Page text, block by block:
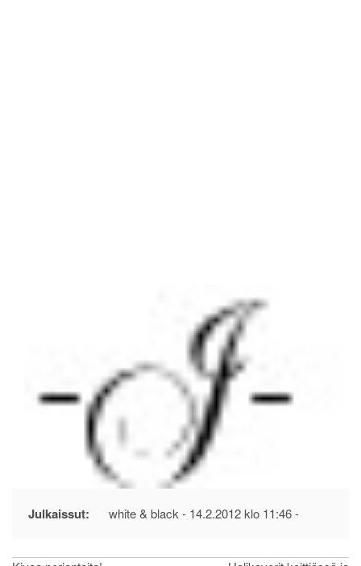
Julkaissut: white & black - 14.2.2012 klo 11:46-